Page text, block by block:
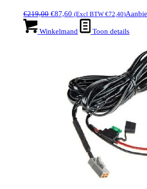
€219,00 Oorspronkelijke
was:
€87,60 Huidige
prijs
is:
(Excl BTW €72,40)
Winkelmand Toon details